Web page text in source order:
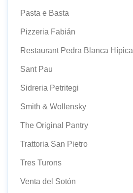
Pasta e Basta
Pizzeria Fabián
Restaurant Pedra Blanca Hípica
Sant Pau
Sidreria Petritegi
Smith & Wollensky
The Original Pantry
Trattoria San Pietro
Tres Turons
Venta del Sotón